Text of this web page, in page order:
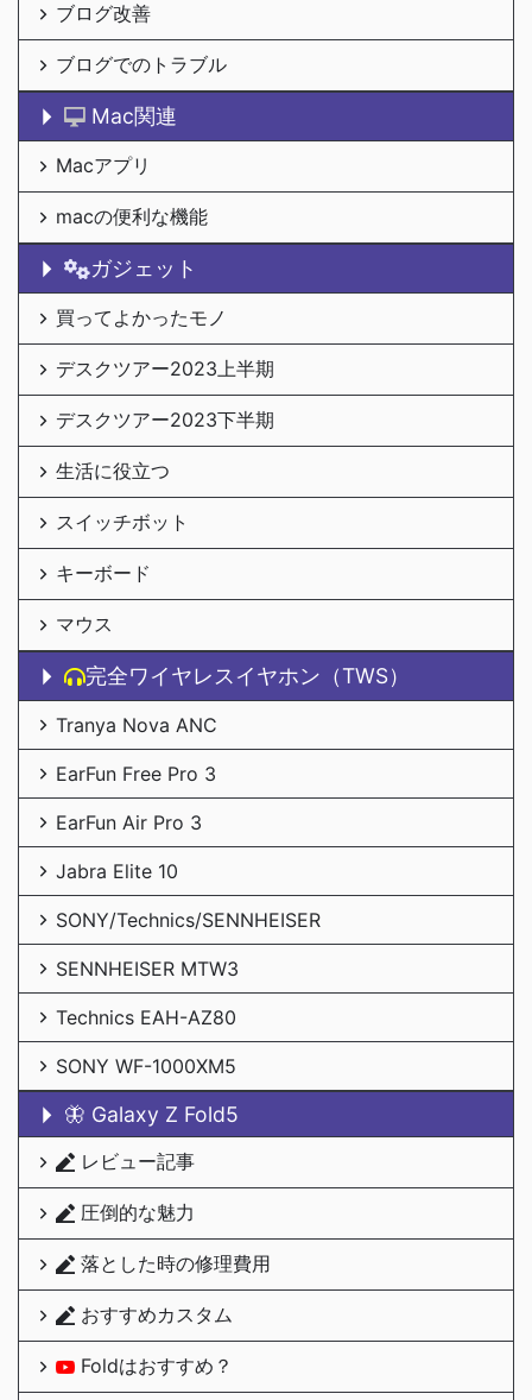
ブログ改善
ブログでのトラブル
Mac関連
Macアプリ
macの便利な機能
ガジェット
買ってよかったモノ
デスクツアー2023上半期
デスクツアー2023下半期
生活に役立つ
スイッチボット
キーボード
マウス
完全ワイヤレスイヤホン（TWS）
Tranya Nova ANC
EarFun Free Pro 3
EarFun Air Pro 3
Jabra Elite 10
SONY/Technics/SENNHEISER
SENNHEISER MTW3
Technics EAH-AZ80
SONY WF-1000XM5
🦋 Galaxy Z Fold5
レビュー記事
圧倒的な魅力
落とした時の修理費用
おすすめカスタム
Foldはおすすめ？